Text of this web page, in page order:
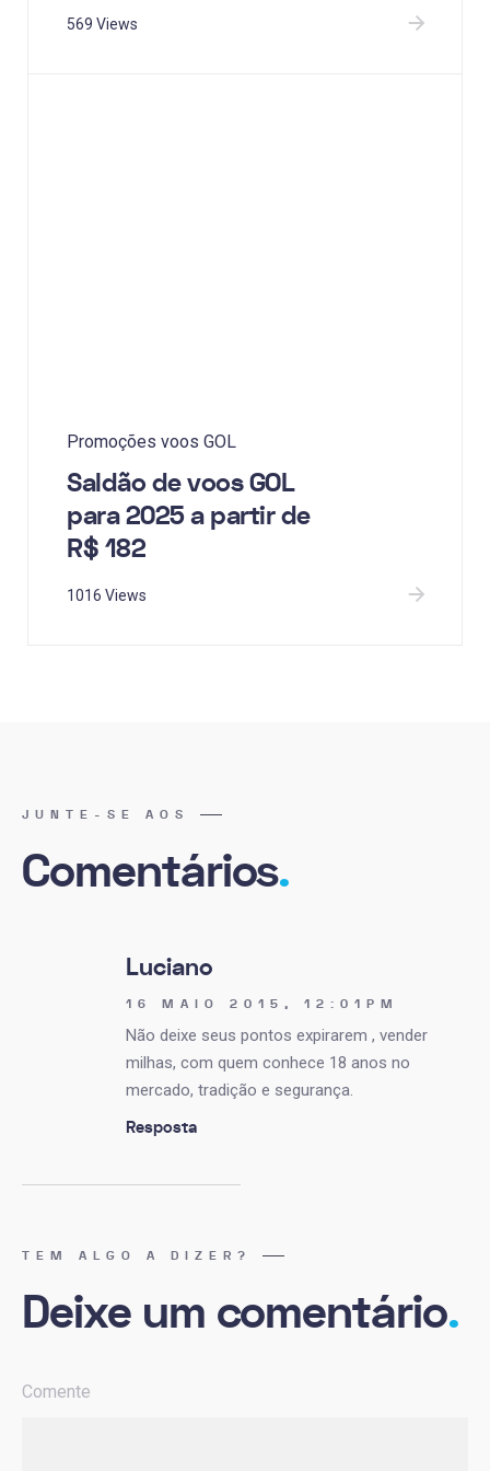
569 Views
Promoções voos GOL
Saldão de voos GOL
para 2025 a partir de
R$ 182
1016 Views
JUNTE-SE AOS
Comentários.
Luciano
16 MAIO 2015, 12:01PM
Não deixe seus pontos expirarem , vender
milhas, com quem conhece 18 anos no
mercado, tradição e segurança.
Resposta
TEM ALGO A DIZER?
Deixe um comentário.
Comente